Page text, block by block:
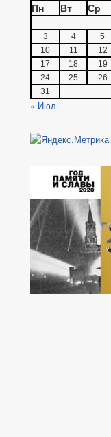
Пн
Вт Ср
3
4 5
10
11 12
17
18 19
24
25 26
31
« Июл